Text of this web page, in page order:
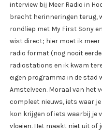
interview bij Meer Radio in
bracht herinneringen terug,
rondliep met My First Sony
wist direct; hier moet ik meer
radio format (nog nooit
radiostations en ik kwam
eigen programma in de stad
Amstelveen. Moraal van het
compleet nieuws, iets waar
kon krijgen of iets waarbij je
vloeien. Het maakt niet uit of